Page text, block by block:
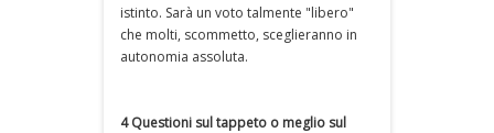
istinto. Sarà un voto talmente "libero"
che molti, scommetto, sceglieranno in
autonomia assoluta.
4 Questioni sul tappeto o meglio sul